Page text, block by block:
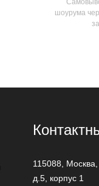
шоурума
115088, Москва
д.5, корпус 1